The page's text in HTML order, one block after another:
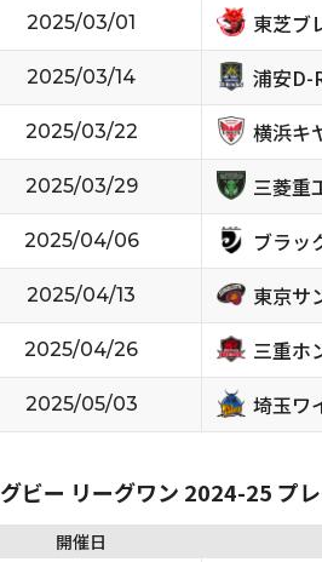
2025/03/01 東芝ブ
2025/03/14 浦安D-
2025/03/22 横浜キ
2025/03/29 三菱重
2025/04/06 ブラッ
2025/04/13 東京サ
2025/04/26 三重ホ
2025/05/03 埼玉ワ
ビー リーグワン 2024-25 プ
開催日